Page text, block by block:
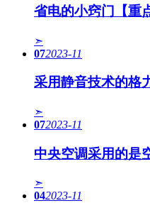
省电的小窍门【重
➣
072023-11
采用静音技术的格
➣
072023-11
中央空调采用的是
➣
042023-11